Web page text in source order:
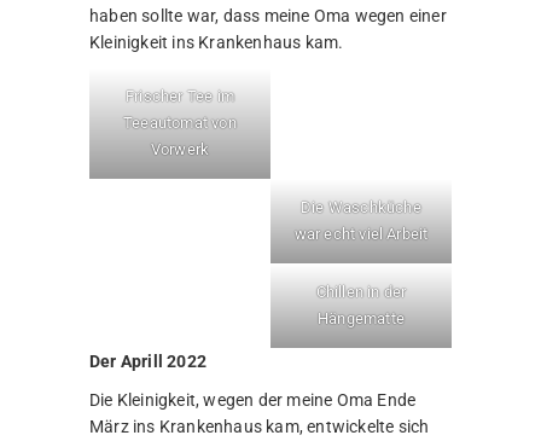
haben sollte war, dass meine Oma wegen einer
Kleinigkeit ins Krankenhaus kam.
Frischer Tee im
Teeautomat von
Vorwerk
Die Waschküche
war echt viel Arbeit
Chillen in der
Hängematte
Der Aprill 2022
Die Kleinigkeit, wegen der meine Oma Ende
März ins Krankenhaus kam, entwickelte sich